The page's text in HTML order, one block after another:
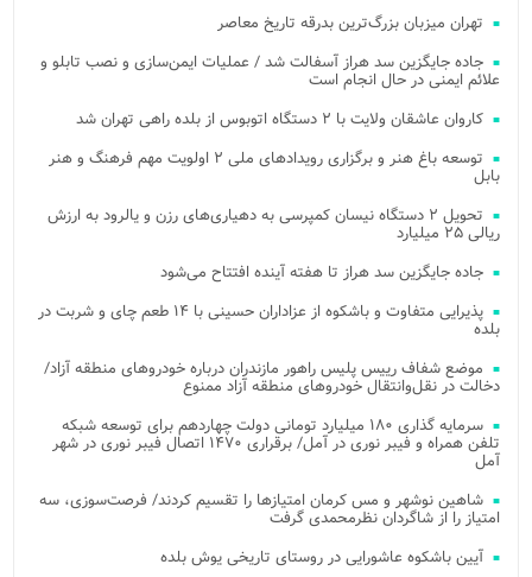
تهران میزبان بزرگ‌ترین بدرقه تاریخ معاصر
جاده جایگزین سد هراز آسفالت شد / عملیات ایمن‌سازی و نصب تابلو و
علائم ایمنی در حال انجام است
کاروان عاشقان ولایت با ۲ دستگاه اتوبوس از بلده راهی تهران شد
توسعه باغ هنر و برگزاری رویدادهای ملی ۲ اولویت مهم فرهنگ و هنر
بابل
تحویل ۲ دستگاه نیسان کمپرسی به دهیاری‌های رزن و یالرود به ارزش
ریالی ۲۵ میلیارد
جاده جایگزین سد هراز تا هفته آینده افتتاح می‌شود
پذیرایی متفاوت و باشکوه از عزاداران حسینی با ۱۴ طعم چای و شربت در
بلده
موضع شفاف رییس پلیس راهور مازندران درباره خودروهای منطقه آزاد/
دخالت در نقل‌وانتقال خودروهای منطقه آزاد ممنوع
سرمایه گذاری ۱۸۰ میلیارد تومانی دولت چهاردهم برای توسعه شبکه
تلفن همراه و فیبر نوری در آمل/ برقراری ۱۴۷۰ اتصال فیبر نوری در شهر
آمل
شاهین نوشهر و مس کرمان امتیازها را تقسیم کردند/ فرصت‌سوزی، سه
امتیاز را از شاگردان نظرمحمدی گرفت
آیین باشکوه عاشورایی در روستای تاریخی یوش بلده